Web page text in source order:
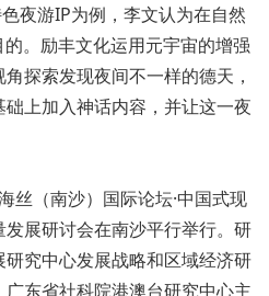
夜游IP为例，李文认为在自然
。励丰文化运用元宇宙的增强
探索发现夜间不一样的德天，
上加入神话内容，并让这一夜
（南沙）国际论坛·中国式现
展研讨会在南沙平行举行。研
究中心发展战略和区域经济研
东省社科院港澳台研究中心主